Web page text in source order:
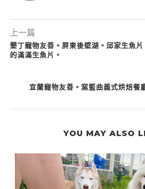
上一篇
墾丁寵物友善。屏東後壁湖。邱家生魚
的滿滿生魚片。
宜蘭寵物友善。窯籃曲義式烘焙餐
YOU MAY ALSO